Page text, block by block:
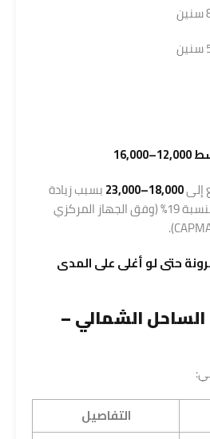
18,000–23,000
بسبب زيادة
أسعار المواد الخام بنسبة 19% (وفق الجهاز المركزي
مرونة حتى لو أغلى على المدى
حالة (3): الساحل الشمالي –
التفاصيل